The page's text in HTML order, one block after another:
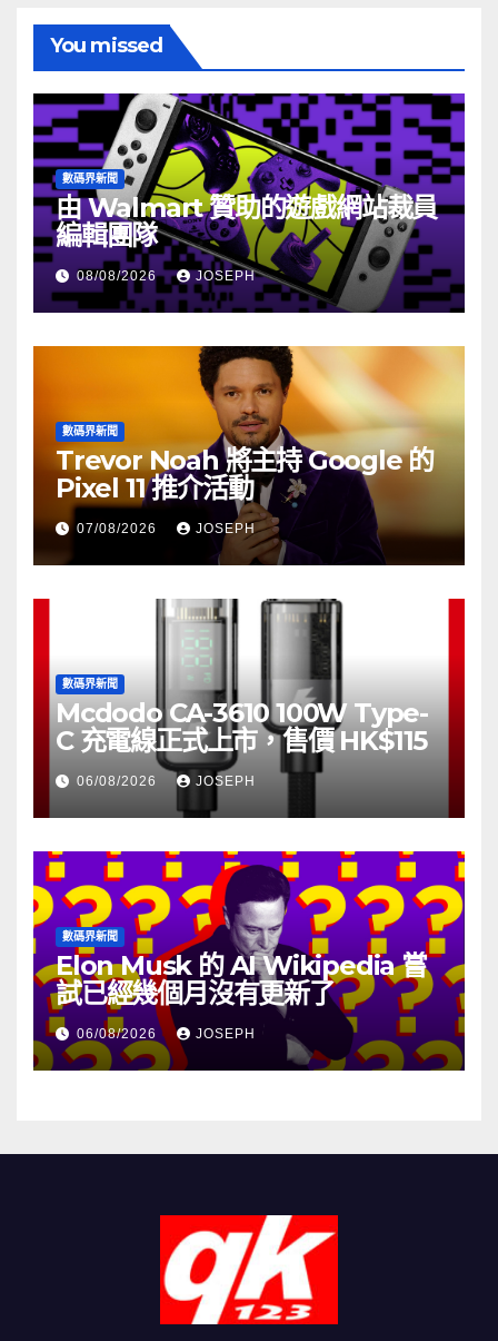
You missed
數碼界新聞
由 Walmart 贊助的遊戲網站裁員
編輯團隊
08/08/2026 JOSEPH
數碼界新聞
Trevor Noah 將主持 Google 的
Pixel 11 推介活動
07/08/2026 JOSEPH
數碼界新聞
Mcdodo CA-3610 100W Type-
C 充電線正式上市，售價 HK$115
06/08/2026 JOSEPH
數碼界新聞
Elon Musk 的 AI Wikipedia 嘗
試已經幾個月沒有更新了
06/08/2026 JOSEPH